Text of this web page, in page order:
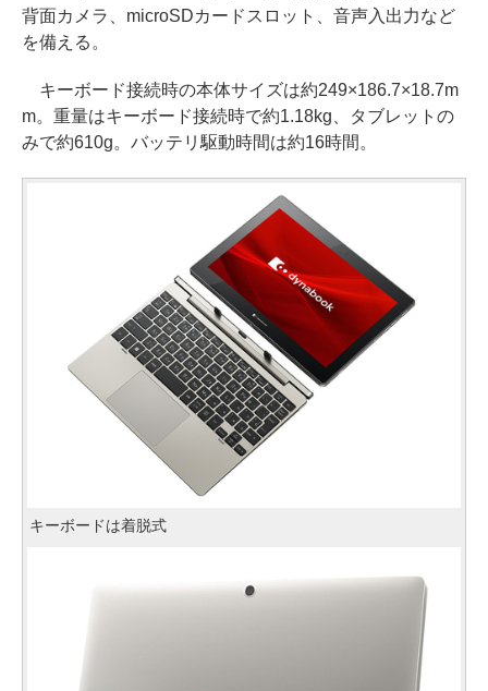
背面カメラ、microSDカードスロット、音声入出力など
を備える。
キーボード接続時の本体サイズは約249×186.7×18.7m
m。重量はキーボード接続時で約1.18kg、タブレットの
みで約610g。バッテリ駆動時間は約16時間。
キーボードは着脱式